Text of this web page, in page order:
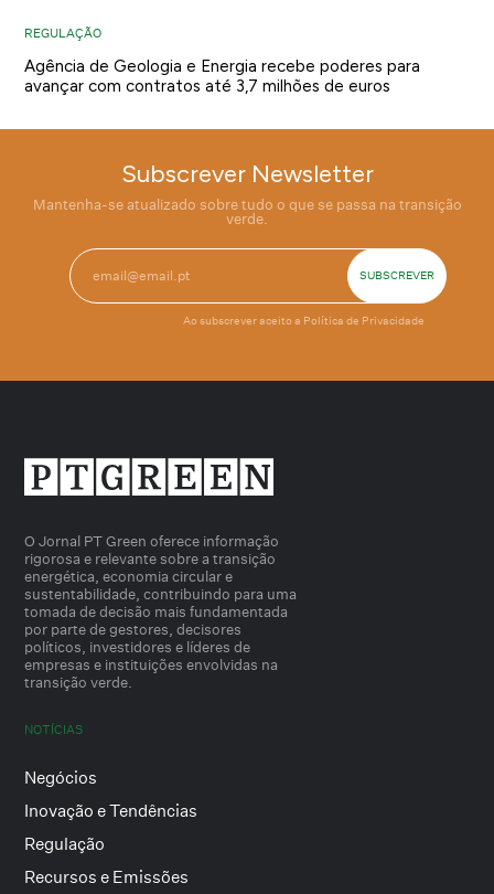
REGULAÇÃO
Agência de Geologia e Energia recebe poderes para
avançar com contratos até 3,7 milhões de euros
Subscrever Newsletter
Mantenha-se atualizado sobre tudo o que se passa na transição
verde.
Ao subscrever aceito a Política de Privacidade
O Jornal PT Green oferece informação
rigorosa e relevante sobre a transição
energética, economia circular e
sustentabilidade, contribuindo para uma
tomada de decisão mais fundamentada
por parte de gestores, decisores
políticos, investidores e líderes de
empresas e instituições envolvidas na
transição verde.
NOTÍCIAS
Negócios
Inovação e Tendências
Regulação
Recursos e Emissões